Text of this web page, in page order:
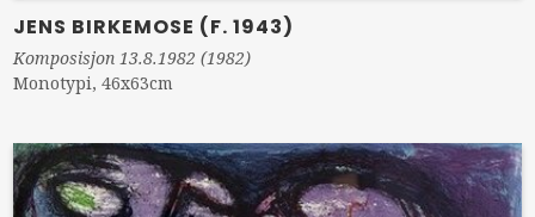
JENS BIRKEMOSE (F. 1943)
Komposisjon 13.8.1982 (1982)
Monotypi, 46x63cm